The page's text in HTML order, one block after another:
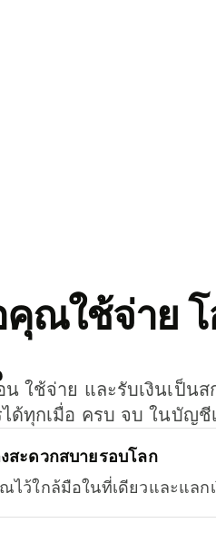
ณใช้จ่าย โ
ใช้จ่าย และรับเงินเป็น
ด้ทุกเมื่อ ครบ จบ ในบัญชี
สะดวกสบายรอบโลก
ไว้ใกล้มือในที่เดียวและแลก